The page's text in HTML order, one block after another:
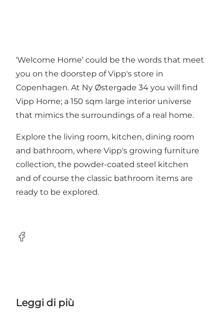
‘Welcome Home’ could be the words that meet
you on the doorstep of Vipp's store in
Copenhagen. At Ny Østergade 34 you will find
Vipp Home; a 150 sqm large interior universe
that mimics the surroundings of a real home.
Explore the living room, kitchen, dining room
and bathroom, where Vipp's growing furniture
collection, the powder-coated steel kitchen
and of course the classic bathroom items are
ready to be explored.
Facebook
Leggi di più